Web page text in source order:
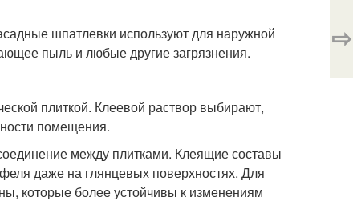
шпатлевки используют для наружной
пыль и любые другие загрязнения.
плиткой. Клеевой раствор выбирают,
помещения.
между плитками. Клеящие составы
даже на глянцевых поверхностях. Для
которые более устойчивы к изменениям
⇨